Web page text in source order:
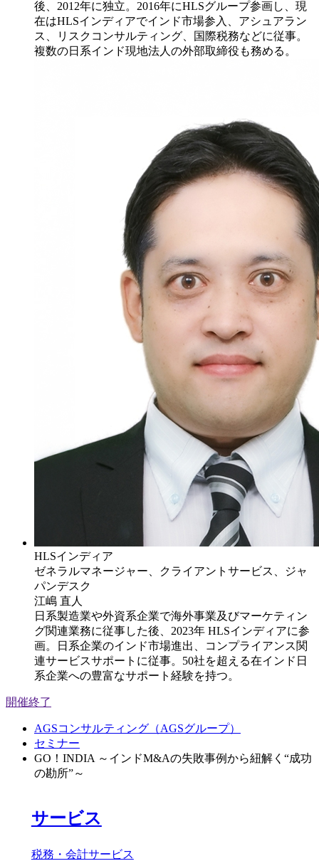
後、2012年に独立。2016年にHLSグループ参画し、現
在はHLSインディアでインド市場参入、アシュアラン
ス、リスクコンサルティング、国際税務などに従事。
複数の日系インド現地法人の外部取締役も務める。
HLSインディア
ゼネラルマネージャー、クライアントサービス、ジャ
パンデスク
江嶋 直人
日系製造業や外資系企業で海外事業及びマーケティン
グ関連業務に従事した後、2023年 HLSインディアに参
画。日系企業のインド市場進出、コンプライアンス関
連サービスサポートに従事。50社を超える在インド日
系企業への豊富なサポート経験を持つ。
開催終了
AGSコンサルティング（AGSグループ）
セミナー
GO！INDIA ～インドM&Aの失敗事例から紐解く“成功
の勘所”～
サービス
税務・会計サービス